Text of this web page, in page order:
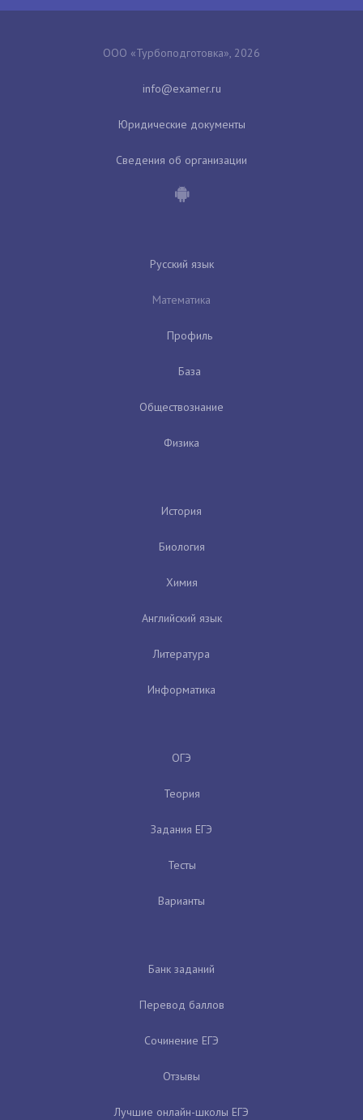
ООО «Турбоподготовка», 2026
Юридические документы
Сведения об организации
Русский язык
Математика
Профиль
База
Обществознание
Физика
История
Биология
Химия
Английский язык
Литература
Информатика
ОГЭ
Теория
Задания ЕГЭ
Тесты
Варианты
Банк заданий
Перевод баллов
Сочинение ЕГЭ
Отзывы
Лучшие онлайн-школы ЕГЭ